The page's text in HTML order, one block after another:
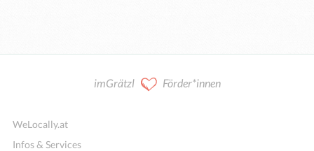
imGrätzl Förder*innen
WeLocally.at
Infos & Services